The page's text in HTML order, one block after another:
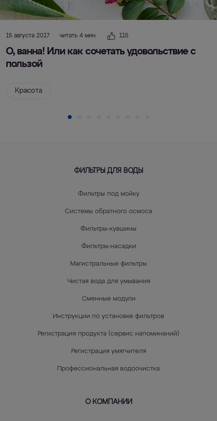
15 августа 2017 читать 4 мин. 115
О, ванна! Или как сочетать удовольствие с
пользой
Красота
ФИЛЬТРЫ ДЛЯ ВОДЫ
Фильтры под мойку
Системы обратного осмоса
Фильтры-кувшины
Фильтры-насадки
Магистральные фильтры
Чистая вода для умывания
Сменные модули
Инструкции по установке фильтров
Регистрация продукта (сервис напоминаний)
Регистрация умягчителя
Профессиональная водоочистка
О КОМПАНИИ